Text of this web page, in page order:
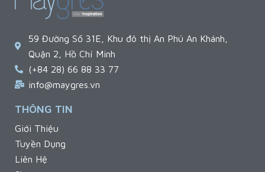
59 Đường Số 31E, Khu đô thị An Phú An Khánh,
Quận 2, Hồ Chí Minh
(+84 28) 66 88 33 77
info@maygres.vn
THÔNG TIN
Giới Thiệu
Tuyền Dụng
Liên Hệ